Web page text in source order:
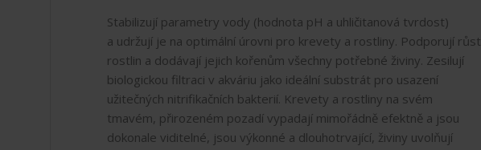
Stabilizují parametry vody (hodnota pH a uhličitanová tvrdost)
a udržují je na optimální úrovni pro krevety a rostliny. Podporují růst
rostlin a dodávají jejich kořenům všechny potřebné živiny. Zesilují
biologickou filtraci v akváriu jako ideální substrát pro usazení
užitečných nitrifikačních bakterií. Krevety a rostliny na svém
tmavém, přirozeném pozadí vypadají mimořádně efektně a jsou
dokonale viditelné, jsou výkonné a dlouhotrvající, živiny uvolňují